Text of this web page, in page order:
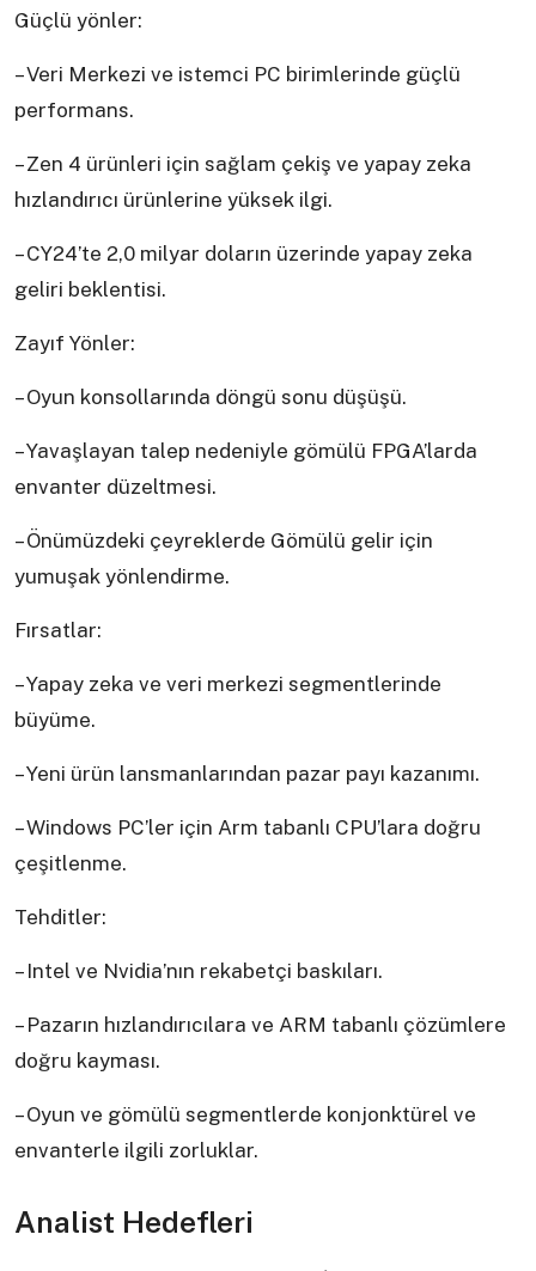
Güçlü yönler:
– Veri Merkezi ve istemci PC birimlerinde güçlü
performans.
– Zen 4 ürünleri için sağlam çekiş ve yapay zeka
hızlandırıcı ürünlerine yüksek ilgi.
– CY24’te 2,0 milyar doların üzerinde yapay zeka
geliri beklentisi.
Zayıf Yönler:
– Oyun konsollarında döngü sonu düşüşü.
– Yavaşlayan talep nedeniyle gömülü FPGA’larda
envanter düzeltmesi.
– Önümüzdeki çeyreklerde Gömülü gelir için
yumuşak yönlendirme.
Fırsatlar:
– Yapay zeka ve veri merkezi segmentlerinde
büyüme.
– Yeni ürün lansmanlarından pazar payı kazanımı.
– Windows PC’ler için Arm tabanlı CPU’lara doğru
çeşitlenme.
Tehditler:
– Intel ve Nvidia’nın rekabetçi baskıları.
– Pazarın hızlandırıcılara ve ARM tabanlı çözümlere
doğru kayması.
– Oyun ve gömülü segmentlerde konjonktürel ve
envanterle ilgili zorluklar.
Analist Hedefleri